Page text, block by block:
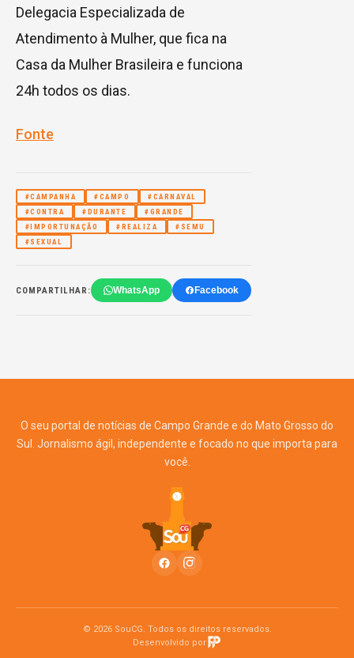
Delegacia Especializada de
Atendimento à Mulher, que fica na
Casa da Mulher Brasileira e funciona
24h todos os dias.
Fonte
#CAMPANHA #CAMPO
#CARNAVAL
#CONTRA
#DURANTE
#GRANDE
#IMPORTUNAÇÃO
#REALIZA
#SEMU
#SEXUAL
COMPARTILHAR: WhatsApp Facebook
O seu portal de notícias de Campo Grande e do Mato Grosso do
Sul. Jornalismo ágil, independente e focado no que importa para
você.
© 2026 SouCG. Todos os direitos reservados.
Desenvolvido por